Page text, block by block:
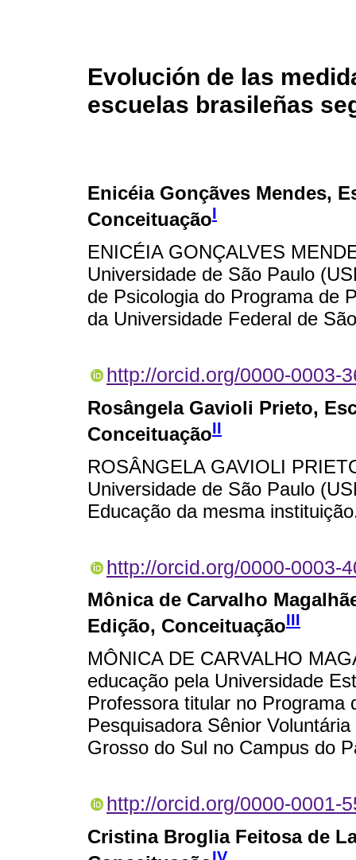
Evolución de las
escuelas brasileñas
Enicéia Gonçãves Mendes,
ConceituaçãoI
ENICÉIA GONÇALVES
Universidade de São Paulo
de Psicologia do Programa de
da Universidade Federal de
http://orcid.org/0000-0003-
Rosângela Gavioli Prieto,
ConceituaçãoII
ROSÂNGELA GAVIOLI
Universidade de São Paulo
Educação da mesma
http://orcid.org/0000-0003-
Mônica de Carvalho
Edição, ConceituaçãoIII
MÔNICA DE CARVALHO
educação pela Universidade
Professora titular no Programa
Pesquisadora Sênior
Grosso do Sul no Campus do
http://orcid.org/0000-0001-
Cristina Broglia Feitosa de